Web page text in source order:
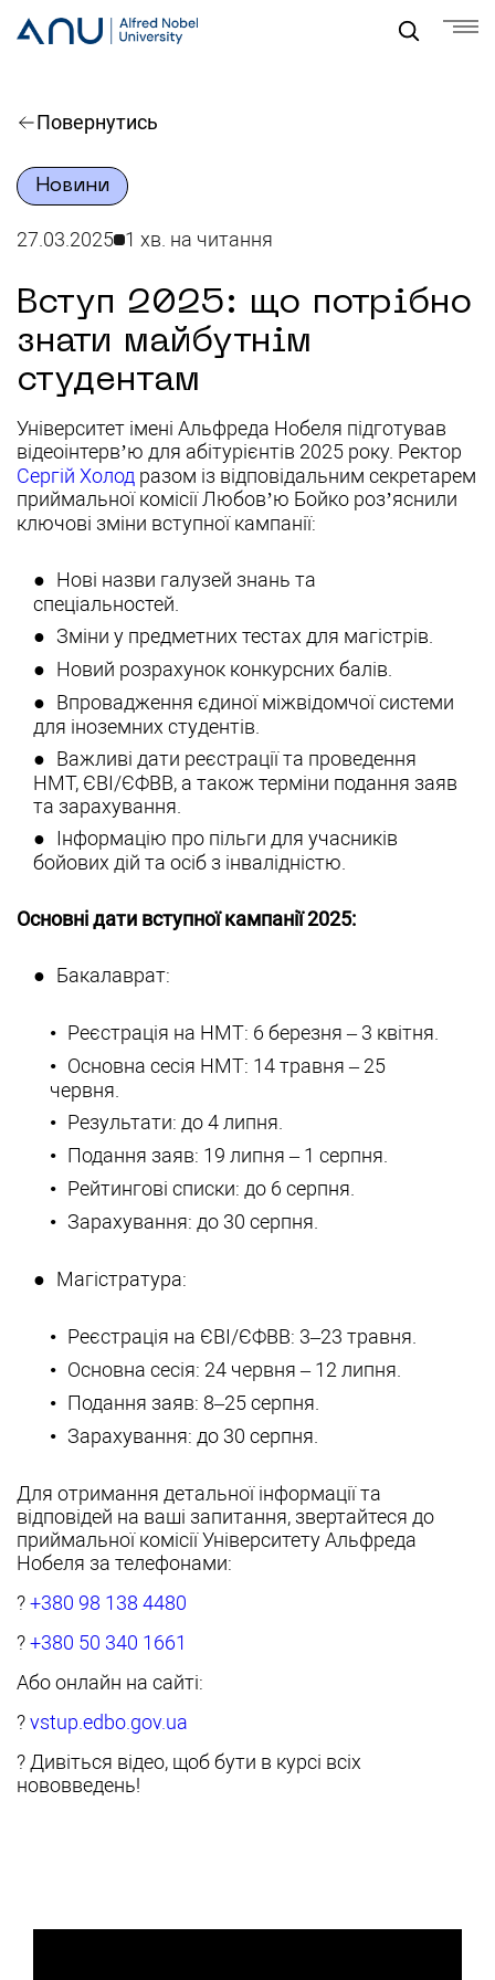
Повернутись
Новини
27.03.2025 1 хв. на читання
Вступ 2025: що потрібно
знати майбутнім
студентам
Університет імені Альфреда Нобеля підготував
відеоінтерв’ю для абітурієнтів 2025 року. Ректор
Сергій Холод разом із відповідальним секретарем
приймальної комісії Любов’ю Бойко роз’яснили
ключові зміни вступної кампанії:
Нові назви галузей знань та
спеціальностей.
Зміни у предметних тестах для магістрів.
Новий розрахунок конкурсних балів.
Впровадження єдиної міжвідомчої системи
для іноземних студентів.
Важливі дати реєстрації та проведення
НМТ, ЄВІ/ЄФВВ, а також терміни подання заяв
та зарахування.
Інформацію про пільги для учасників
бойових дій та осіб з інвалідністю.
Основні дати вступної кампанії 2025:
Бакалаврат:
Реєстрація на НМТ: 6 березня – 3 квітня.
Основна сесія НМТ: 14 травня – 25
червня.
Результати: до 4 липня.
Подання заяв: 19 липня – 1 серпня.
Рейтингові списки: до 6 серпня.
Зарахування: до 30 серпня.
Магістратура:
Реєстрація на ЄВІ/ЄФВВ: 3–23 травня.
Основна сесія: 24 червня – 12 липня.
Подання заяв: 8–25 серпня.
Зарахування: до 30 серпня.
Для отримання детальної інформації та
відповідей на ваші запитання, звертайтеся до
приймальної комісії Університету Альфреда
Нобеля за телефонами:
?+380 98 138 4480
?+380 50 340 1661
Або онлайн на сайті:
?vstup.edbo.gov.ua
? Дивіться відео, щоб бути в курсі всіх
нововведень!